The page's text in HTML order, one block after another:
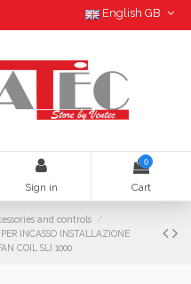
English GB
Sign in
0
Cart
and controls
INCASSO INSTALLAZIONE
COIL SLI 1000